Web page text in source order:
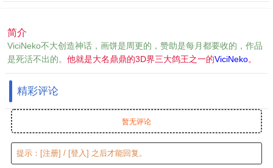
简介
ViciNeko不大创造神话，画饼是周更的，赞助是每月都要收的，作品
是死活不出的。 他就是大名鼎鼎的3D界三大鸽王之一的ViciNeko。
精彩评论
暂无评论
提示： [注册] / [登入] 之后才能回复。